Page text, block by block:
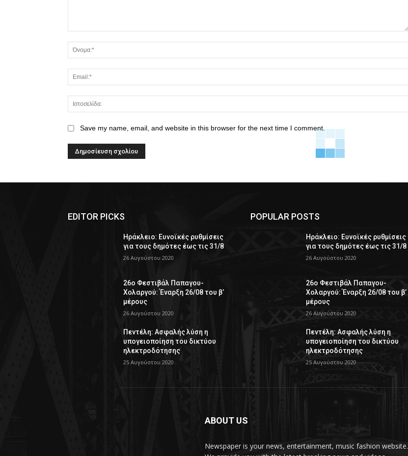
Save my name, email, and website in this browser for the next time I comment.
EDITOR PICKS
Ηράκλειο: Ευνοϊκές ρυθμίσεις
για τους δημότες έως τις 31/8
26 Αυγούστου 2020
26ο Φεστιβάλ Παπαγου-
Χολαργού: Έναρξη 26/08 του β’
μέρους
26 Αυγούστου 2020
Πεντέλη: Ασφαλής λύση η
υπογειοποίηση του δικτύου
ηλεκτροδότησης
25 Αυγούστου 2020
POPULAR POSTS
Ηράκλειο: Ευνοϊκές ρυθμίσεις
για τους δημότες έως τις 31/8
26 Αυγούστου 2020
26ο Φεστιβάλ Παπαγου-
Χολαργού: Έναρξη 26/08 του β’
μέρους
26 Αυγούστου 2020
Πεντέλη: Ασφαλής λύση η
υπογειοποίηση του δικτύου
ηλεκτροδότησης
25 Αυγούστου 2020
ABOUT US
Newspaper is your news, entertainment, music fashion website.